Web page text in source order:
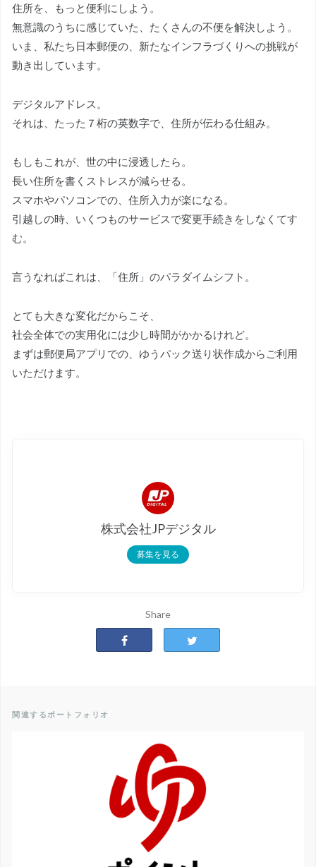
住所を、もっと便利にしよう。
無意識のうちに感じていた、たくさんの不便を解決しよう。
いま、私たち日本郵便の、新たなインフラづくりへの挑戦が
動き出しています。
デジタルアドレス。
それは、たった７桁の英数字で、住所が伝わる仕組み。
もしもこれが、世の中に浸透したら。
長い住所を書くストレスが減らせる。
スマホやパソコンでの、住所入力が楽になる。
引越しの時、いくつものサービスで変更手続きをしなくてす
む。
言うなればこれは、「住所」のパラダイムシフト。
とても大きな変化だからこそ、
社会全体での実用化には少し時間がかかるけれど。
まずは郵便局アプリでの、ゆうパック送り状作成からご利用
いただけます。
株式会社JPデジタル
募集を見る
Share
関連するポートフォリオ